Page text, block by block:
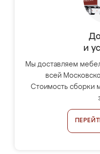
и
Мы доставляем
всей
Стоимость сборки